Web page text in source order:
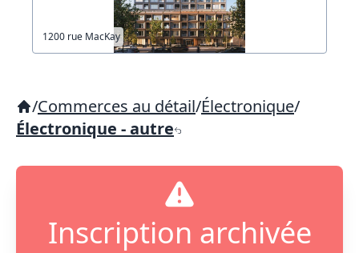
1200 rue MacKay
/Commerces au détail/Électronique/
Électronique - autre
Inscription archivée